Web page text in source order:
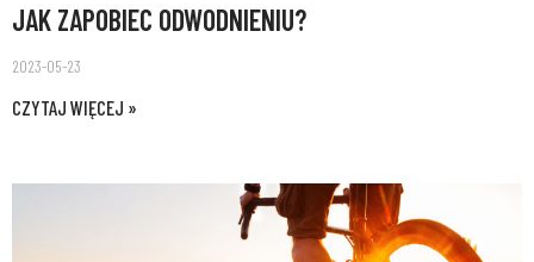
JAK ZAPOBIEC ODWODNIENIU?
2023-05-23
CZYTAJ WIĘCEJ »